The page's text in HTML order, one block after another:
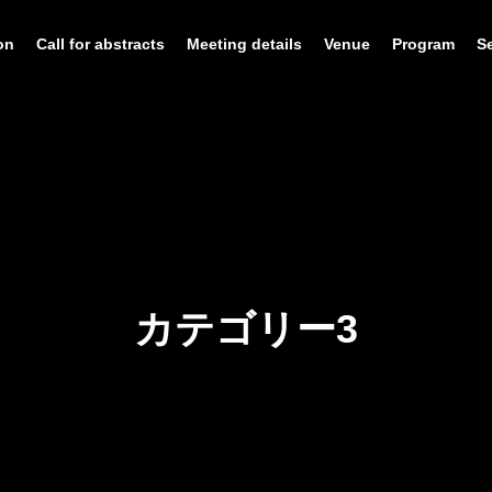
Call for abstracts Meeting details Venue Program
カテゴリー3